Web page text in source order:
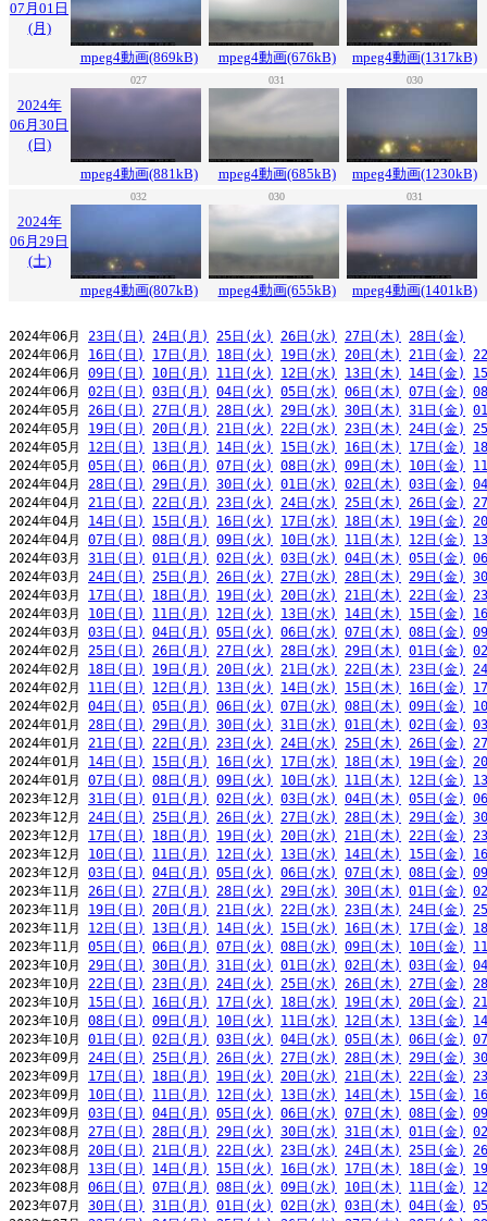
07月01日
(月)
mpeg4動画(869kB)
mpeg4動画(676kB) mpeg4動画(1317kB)
027 031 030
2024年
06月30日
(日)
mpeg4動画(881kB)
mpeg4動画(685kB) mpeg4動画(1230kB)
032 030 031
2024年
06月29日
(土)
mpeg4動画(807kB)
mpeg4動画(655kB) mpeg4動画(1401kB)
2024年06月 23日(日) 24日(月) 25日(火) 26日(水) 27日(木)
28日(金)
2024年06月 16日(日) 17日(月) 18日(火) 19日(水) 20日(木) 21日(金)
2024年06月 09日(日) 10日(月) 11日(火) 12日(水) 13日(木) 14日(金)
2024年06月 02日(日) 03日(月) 04日(火) 05日(水) 06日(木) 07日(金)
2024年05月 26日(日) 27日(月) 28日(火) 29日(水) 30日(木) 31日(金)
2024年05月 19日(日) 20日(月) 21日(火) 22日(水) 23日(木) 24日(金)
2024年05月 12日(日) 13日(月) 14日(火) 15日(水) 16日(木) 17日(金)
2024年05月 05日(日) 06日(月) 07日(火) 08日(水) 09日(木) 10日(金)
2024年04月 28日(日) 29日(月) 30日(火) 01日(水) 02日(木) 03日(金)
2024年04月 21日(日) 22日(月) 23日(火) 24日(水) 25日(木) 26日(金)
2024年04月 14日(日) 15日(月) 16日(火) 17日(水) 18日(木) 19日(金)
2024年04月 07日(日) 08日(月) 09日(火) 10日(水) 11日(木) 12日(金)
2024年03月 31日(日) 01日(月) 02日(火) 03日(水) 04日(木) 05日(金)
2024年03月 24日(日) 25日(月) 26日(火) 27日(水) 28日(木) 29日(金)
2024年03月 17日(日) 18日(月) 19日(火) 20日(水) 21日(木) 22日(金)
2024年03月 10日(日) 11日(月) 12日(火) 13日(水) 14日(木) 15日(金)
2024年03月 03日(日) 04日(月) 05日(火) 06日(水) 07日(木) 08日(金)
2024年02月 25日(日) 26日(月) 27日(火) 28日(水) 29日(木) 01日(金)
2024年02月 18日(日) 19日(月) 20日(火) 21日(水) 22日(木) 23日(金)
2024年02月 11日(日) 12日(月) 13日(火) 14日(水) 15日(木) 16日(金)
2024年02月 04日(日) 05日(月) 06日(火) 07日(水) 08日(木) 09日(金)
2024年01月 28日(日) 29日(月) 30日(火) 31日(水) 01日(木) 02日(金)
2024年01月 21日(日) 22日(月) 23日(火) 24日(水) 25日(木) 26日(金)
2024年01月 14日(日) 15日(月) 16日(火) 17日(水) 18日(木) 19日(金)
2024年01月 07日(日) 08日(月) 09日(火) 10日(水) 11日(木) 12日(金)
2023年12月 31日(日) 01日(月) 02日(火) 03日(水) 04日(木) 05日(金)
2023年12月 24日(日) 25日(月) 26日(火) 27日(水) 28日(木) 29日(金)
2023年12月 17日(日) 18日(月) 19日(火) 20日(水) 21日(木) 22日(金)
2023年12月 10日(日) 11日(月) 12日(火) 13日(水) 14日(木) 15日(金)
2023年12月 03日(日) 04日(月) 05日(火) 06日(水) 07日(木) 08日(金)
2023年11月 26日(日) 27日(月) 28日(火) 29日(水) 30日(木) 01日(金)
2023年11月 19日(日) 20日(月) 21日(火) 22日(水) 23日(木) 24日(金)
2023年11月 12日(日) 13日(月) 14日(火) 15日(水) 16日(木) 17日(金)
2023年11月 05日(日) 06日(月) 07日(火) 08日(水) 09日(木) 10日(金)
2023年10月 29日(日) 30日(月) 31日(火) 01日(水) 02日(木) 03日(金)
2023年10月 22日(日) 23日(月) 24日(火) 25日(水) 26日(木) 27日(金)
2023年10月 15日(日) 16日(月) 17日(火) 18日(水) 19日(木) 20日(金)
2023年10月 08日(日) 09日(月) 10日(火) 11日(水) 12日(木) 13日(金)
2023年10月 01日(日) 02日(月) 03日(火) 04日(水) 05日(木) 06日(金)
2023年09月 24日(日) 25日(月) 26日(火) 27日(水) 28日(木) 29日(金)
2023年09月 17日(日) 18日(月) 19日(火) 20日(水) 21日(木) 22日(金)
2023年09月 10日(日) 11日(月) 12日(火) 13日(水) 14日(木) 15日(金)
2023年09月 03日(日) 04日(月) 05日(火) 06日(水) 07日(木) 08日(金)
2023年08月 27日(日) 28日(月) 29日(火) 30日(水) 31日(木) 01日(金)
2023年08月 20日(日) 21日(月) 22日(火) 23日(水) 24日(木) 25日(金)
2023年08月 13日(日) 14日(月) 15日(火) 16日(水) 17日(木) 18日(金)
2023年08月 06日(日) 07日(月) 08日(火) 09日(水) 10日(木) 11日(金)
2023年07月 30日(日) 31日(月) 01日(火) 02日(水) 03日(木) 04日(金)